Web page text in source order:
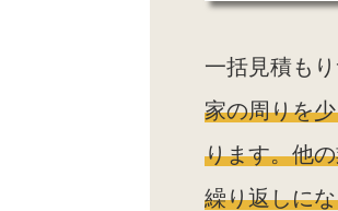
一括見積も
家の周りを
ります。他
繰り返しに